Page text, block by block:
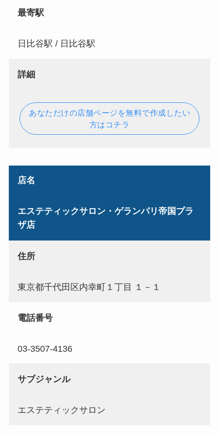
最寄駅
日比谷駅 / 日比谷駅
詳細
あなただけの店舗ページを無料で作成したい
方はコチラ
店名
エステティックサロン・ゲランパリ帝国プラ
ザ店
住所
東京都千代田区内幸町１丁目 １－１
電話番号
03-3507-4136
サブジャンル
エステティックサロン